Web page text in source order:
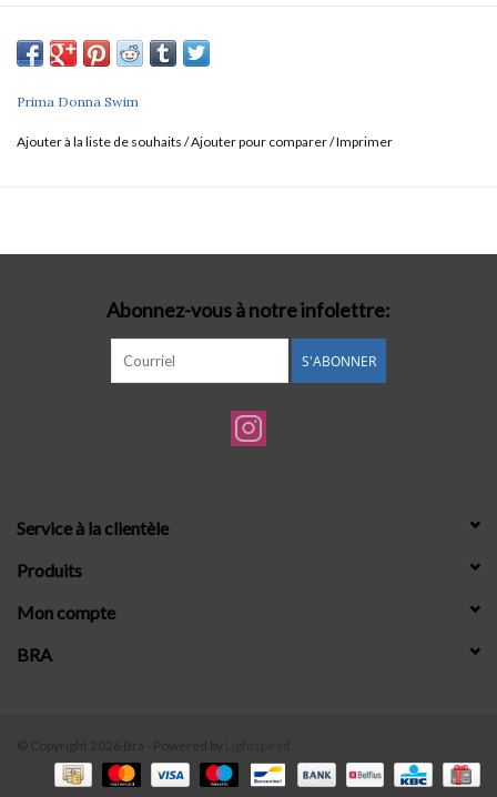
Prima Donna Swim
Ajouter à la liste de souhaits /Ajouter pour comparer/Imprimer
Abonnez-vous à notre infolettre:
S'ABONNER
Service à la clientèle
Produits
Mon compte
BRA
© Copyright 2026 Bra - Powered by